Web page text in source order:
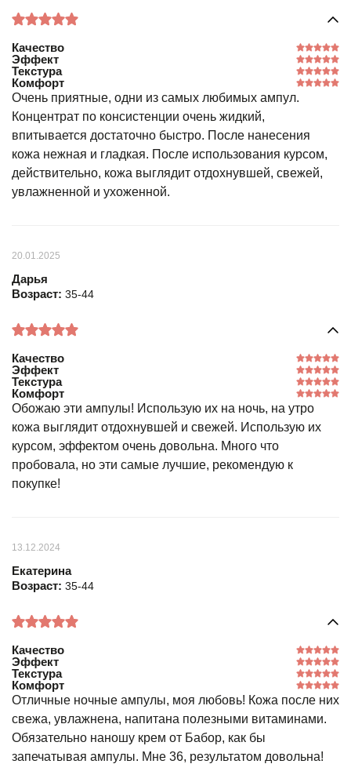
Качество
Эффект
Текстура
Комфорт
Очень приятные, одни из самых любимых ампул.
Концентрат по консистенции очень жидкий,
впитывается достаточно быстро. После нанесения
кожа нежная и гладкая. После использования курсом,
действительно, кожа выглядит отдохнувшей, свежей,
увлажненной и ухоженной.
20.01.2025
Дарья
Возраст: 35-44
Качество
Эффект
Текстура
Комфорт
Обожаю эти ампулы! Использую их на ночь, на утро
кожа выглядит отдохнувшей и свежей. Использую их
курсом, эффектом очень довольна. Много что
пробовала, но эти самые лучшие, рекомендую к
покупке!
13.12.2024
Екатерина
Возраст: 35-44
Качество
Эффект
Текстура
Комфорт
Отличные ночные ампулы, моя любовь! Кожа после них
свежа, увлажнена, напитана полезными витаминами.
Обязательно наношу крем от Бабор, как бы
запечатывая ампулы. Мне 36, результатом довольна!